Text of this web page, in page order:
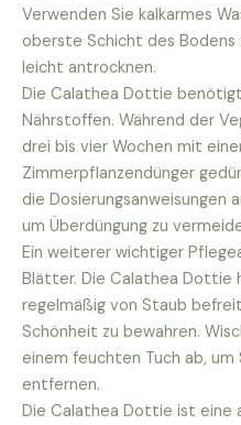
Verwenden Sie kalkarmes
oberste Schicht des Bodens
leicht antrocknen.
Die Calathea Dottie
Nährstoffen. Während der
drei bis vier Wochen mit
Zimmerpflanzendünger
die Dosierungsanweisungen
um Überdüngung zu
Ein weiterer wichtiger
Blätter. Die Calathea Dottie
regelmäßig von Staub
Schönheit zu bewahren.
einem feuchten Tuch ab, um
entfernen.
Die Calathea Dottie ist eine